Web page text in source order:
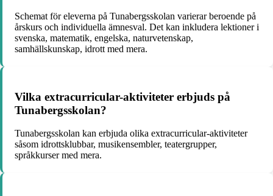
Schemat för eleverna på Tunabergsskolan varierar beroende på
årskurs och individuella ämnesval. Det kan inkludera lektioner i
svenska, matematik, engelska, naturvetenskap,
samhällskunskap, idrott med mera.
Vilka extracurricular-aktiviteter erbjuds på
Tunabergsskolan?
Tunabergsskolan kan erbjuda olika extracurricular-aktiviteter
såsom idrottsklubbar, musikensembler, teatergrupper,
språkkurser med mera.